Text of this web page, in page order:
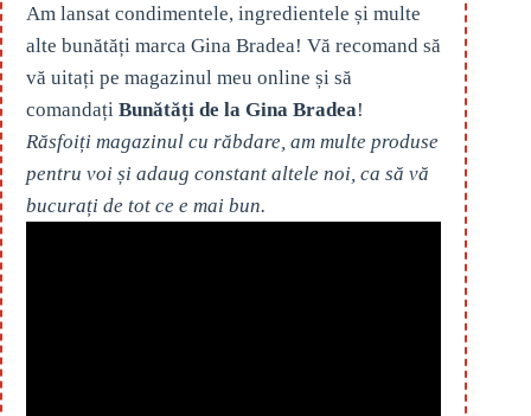
Am lansat condimentele, ingredientele și multe
alte bunătăți marca Gina Bradea! Vă recomand să
vă uitați pe magazinul meu online și să
comandați Bunătăți de la Gina Bradea!
Răsfoiți magazinul cu răbdare, am multe produse
pentru voi și adaug constant altele noi, ca să vă
bucurați de tot ce e mai bun.